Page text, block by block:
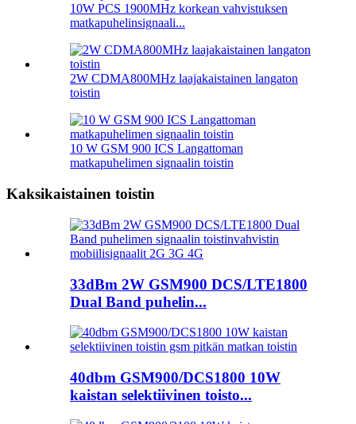
10W PCS 1900MHz korkean vahvistuksen
matkapuhelinsignaali...
2W CDMA800MHz laajakaistainen langaton
toistin
10 W GSM 900 ICS Langattoman
matkapuhelimen signaalin toistin
Kaksikaistainen toistin
33dBm 2W GSM900 DCS/LTE1800
Dual Band puhelin...
40dbm GSM900/DCS1800 10W
kaistan selektiivinen toisto...